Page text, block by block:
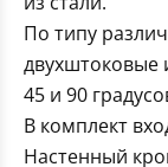
По типу
двухштоковые
45 и 90
В комплект
Настенный